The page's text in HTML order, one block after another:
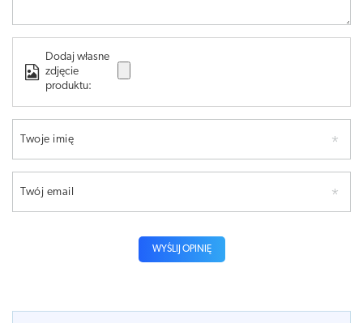
Dodaj własne
zdjęcie
produktu:
Twoje imię
Twój email
WYŚLIJ OPINIĘ